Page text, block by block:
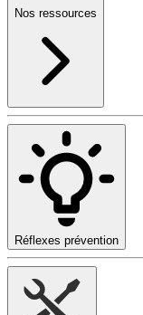
Nos ressources
Réflexes prévention